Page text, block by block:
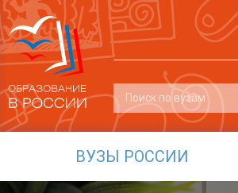
ВУЗЫ РОССИИ